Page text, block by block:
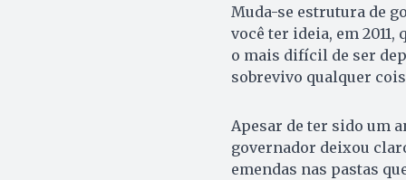
Muda-se estrutura de
você ter ideia, em
o mais difícil de ser
sobrevivo qualquer
Apesar de ter sido um
governador deixou
emendas nas pastas